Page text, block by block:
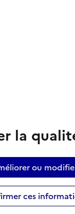
la
ou
ces